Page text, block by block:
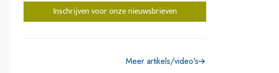
Inschrijven voor onze nieuwsbrieven
Meer artikels/video's